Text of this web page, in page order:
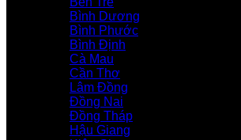
Bình Dương
Bình Phước
Bình Định
Cà Mau
Cần Thơ
Lâm Đồng
Đồng Nai
Đồng Tháp
Hậu Giang